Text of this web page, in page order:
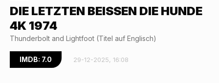
DIE LETZTEN BEISSEN DIE HUNDE 4
K 1974
Thunderbolt and Lightfoot (Titel auf Englisch)
IMDB: 7.0 29-12-2025, 16:08